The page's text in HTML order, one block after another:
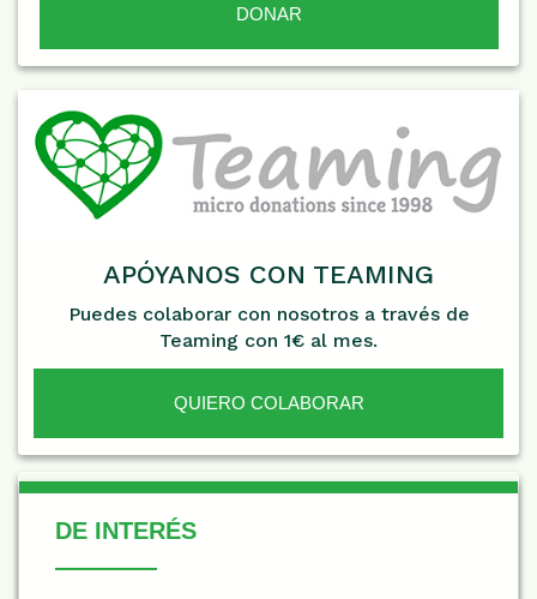
APÓYANOS CON TEAMING
Puedes colaborar con nosotros a través de
Teaming con 1€ al mes.
QUIERO COLABORAR
De Interés
DE INTERÉS